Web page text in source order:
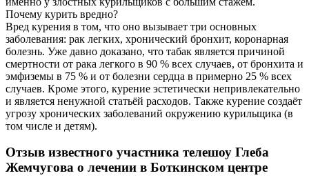
Почему курить вредно?
Вред курения в том, что оно вызывает три основных
заболевания: рак легких, хронический бронхит, коронарная
болезнь. Уже давно доказано, что табак является причиной
смертности от рака легкого в 90 % всех случаев, от бронхита и
эмфиземы в 75 % и от болезни сердца в примерно 25 % всех
случаев. Кроме этого, курение эстетически непривлекательно
и является ненужной статьёй расходов. Также курение создаёт
угрозу хронических заболеваний окружению курильщика (в
том числе и детям).
Отзыв известного участника телешоу Глеба
Жемчугова о лечении в Боткинском центре